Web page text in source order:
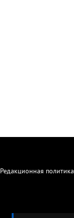
Редакционная политика